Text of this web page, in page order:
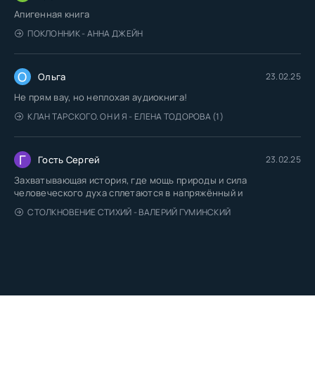
Апигенная книга
ПОКЛОННИК - АННА ДЖЕЙН
О Ольга 23.02.25
Не прям вау, но неплохая аудиокнига!
КЛАН ТАРСКОГО. ОН И Я - ЕЛЕНА ТОДОРОВА (1)
Г Гость Сергей 23.02.25
Захватывающая история, где мощь природы и сила
человеческого духа сплетаются в напряжённый и
СТОЛКНОВЕНИЕ СТИХИЙ - ВАЛЕРИЙ ГУМИНСКИЙ